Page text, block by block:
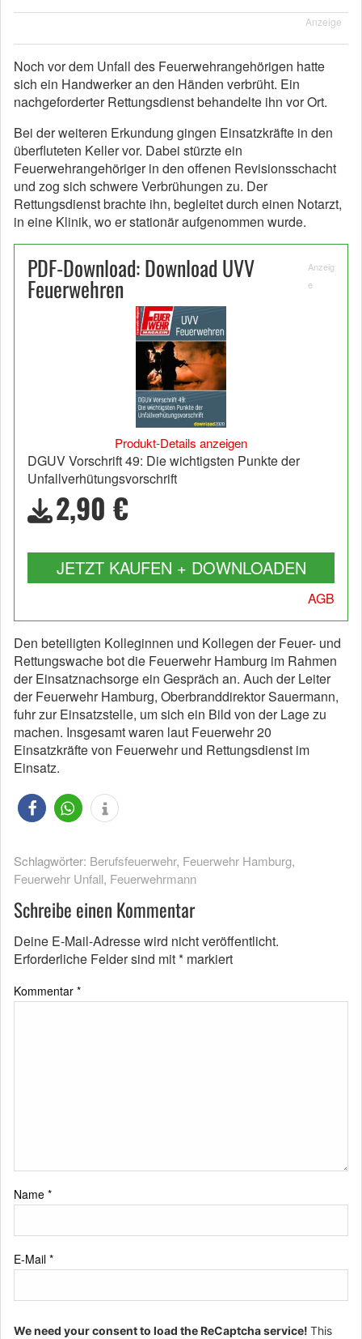
Anzeige
Noch vor dem Unfall des Feuerwehrangehörigen hatte
sich ein Handwerker an den Händen verbrüht. Ein
nachgeforderter Rettungsdienst behandelte ihn vor Ort.
Bei der weiteren Erkundung gingen Einsatzkräfte in den
überfluteten Keller vor. Dabei stürzte ein
Feuerwehrangehöriger in den offenen Revisionsschacht
und zog sich schwere Verbrühungen zu. Der
Rettungsdienst brachte ihn, begleitet durch einen Notarzt,
in eine Klinik, wo er stationär aufgenommen wurde.
PDF-Download: Download UVV
Feuerwehren
Anzeig
e
Produkt-Details anzeigen
DGUV Vorschrift 49: Die wichtigsten Punkte der
Unfallverhütungsvorschrift
2,90 €
JETZT KAUFEN + DOWNLOADEN
AGB
Den beteiligten Kolleginnen und Kollegen der Feuer- und
Rettungswache bot die Feuerwehr Hamburg im Rahmen
der Einsatznachsorge ein Gespräch an. Auch der Leiter
der Feuerwehr Hamburg, Oberbranddirektor Sauermann,
fuhr zur Einsatzstelle, um sich ein Bild von der Lage zu
machen. Insgesamt waren laut Feuerwehr 20
Einsatzkräfte von Feuerwehr und Rettungsdienst im
Einsatz.
Schlagwörter: Berufsfeuerwehr, Feuerwehr Hamburg,
Feuerwehr Unfall, Feuerwehrmann
Schreibe einen Kommentar
Deine E-Mail-Adresse wird nicht veröffentlicht.
Erforderliche Felder sind mit* markiert
Kommentar *
Name *
E-Mail *
We need your consent to load the ReCaptcha service! This